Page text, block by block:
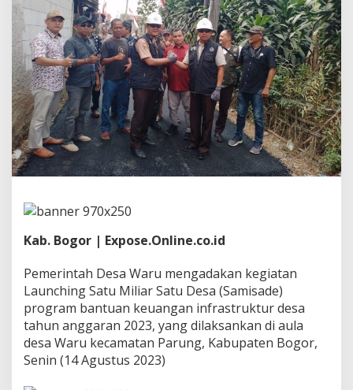
P
e
r
b
a
k
i
I
n
f
r
t
u
u
r
a
l
a
Kab. Bogor | Expose.Online.co.id
Pemerintah Desa Waru mengadakan kegiatan
Launching Satu Miliar Satu Desa (Samisade)
program bantuan keuangan infrastruktur desa
tahun anggaran 2023, yang dilaksankan di aula
desa Waru kecamatan Parung, Kabupaten Bogor,
Senin (14 Agustus 2023)